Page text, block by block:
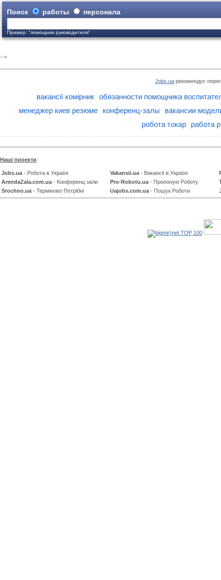
Поиск работы персонала
Пример: "помощник руководителя"
-->
Jobs.ua рекомендує
вакансії комірник обязанности помощника
менеджер киев резюме
конференц-залы
вакансии
робота токар
работа
Наші проекти:
Jobs.ua - Робота в Україні Vakansii.ua - Вакансії в Україні
ArendaZala.com.ua - Конференц зали Pro-Robotu.ua - Пропоную Роботу
Srochno.ua - Терміново Потрібні Uajobs.com.ua - Пошук Роботи